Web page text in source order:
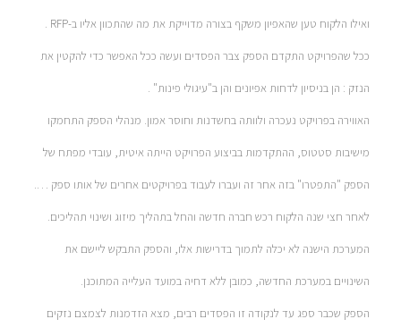
ואילו הלקוח טען שהאפיון משקף בצורה מדוייקת את מה שהתכוון אליו ב-RFP .
ככל שהפרויקט התקדם הספק צבר הפסדים ועשה ככל האפשר כדי להקטין את
הנזק : הן בניסיון לדחות אפיונים והן ב"עיגולי פינות" .
האווירה בפרויקט נעכרה ולוותה בחשדנות וחוסר אמון. מנהלי הספק התחמקו
מישיבות סטטוס, ההתקדמות בביצוע הפרויקט הייתה איטית, עובדי מפתח של
הספק "התפטרו" בזה אחר זה ועברו לעבוד בפרויקטים אחרים של אותו ספק ….
לאחר חצי שנה הלקוח רכש חברה חדשה והחל בתהליך מיזוג ושינוי תהליכים.
המערכת הישנה לא יכלה לתמוך בדרישות אלו, והספק התבקש ליישם את
השינויים במערכת החדשה, כמובן ללא דחיה במועד העלייה המתוכנן.
הספק שכבר ספג עד לנקודה זו הפסדים רבים, מצא הזדמנות לצמצם נזקים